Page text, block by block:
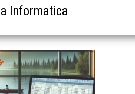
Informatica